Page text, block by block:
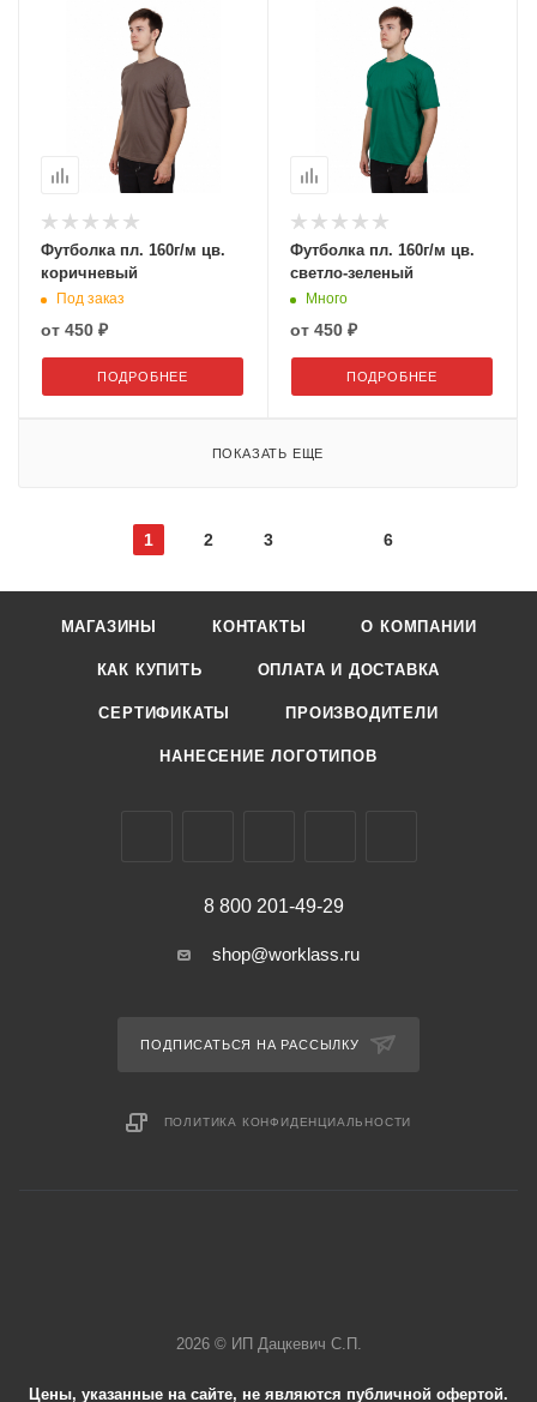
Футболка пл. 160г/м цв.
коричневый
Под заказ
от 450 ₽
ПОДРОБНЕЕ
Футболка пл. 160г/м цв.
светло-зеленый
Много
от 450 ₽
ПОДРОБНЕЕ
ПОКАЗАТЬ ЕЩЕ
1 2 3 6
МАГАЗИНЫ КОНТАКТЫ О КОМПАНИИ
КАК КУПИТЬ ОПЛАТА И ДОСТАВКА
СЕРТИФИКАТЫ ПРОИЗВОДИТЕЛИ
НАНЕСЕНИЕ ЛОГОТИПОВ
8 800 201-49-29
shop@worklass.ru
ПОДПИСАТЬСЯ НА РАССЫЛКУ
ПОЛИТИКА КОНФИДЕНЦИАЛЬНОСТИ
2026 © ИП Дацкевич С.П.
Цены, указанные на сайте, не являются публичной офертой.